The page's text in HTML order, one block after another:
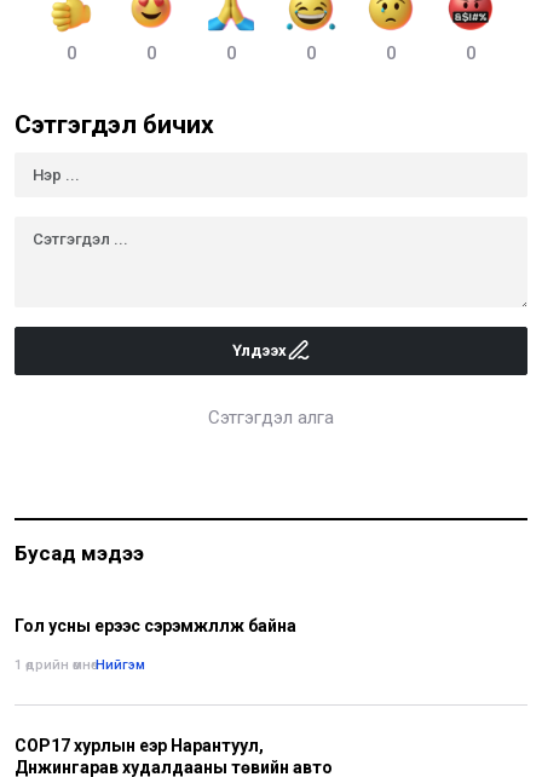
0 0 0 0 0 0
Сэтгэгдэл бичих
Үлдээх
Сэтгэгдэл алга
Бусад мэдээ
Гол усны үерээс сэрэмжлүүлж байна
1 өдрийн өмнө•Нийгэм
COP17 хурлын үеэр Нарантуул,
Дүнжингарав худалдааны төвийн авто